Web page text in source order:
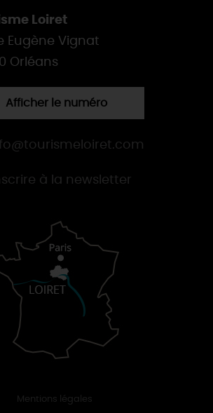
Loiret
Eugène Vignat
Orléans
Afficher le numéro
à la newsletter
Mentions légales